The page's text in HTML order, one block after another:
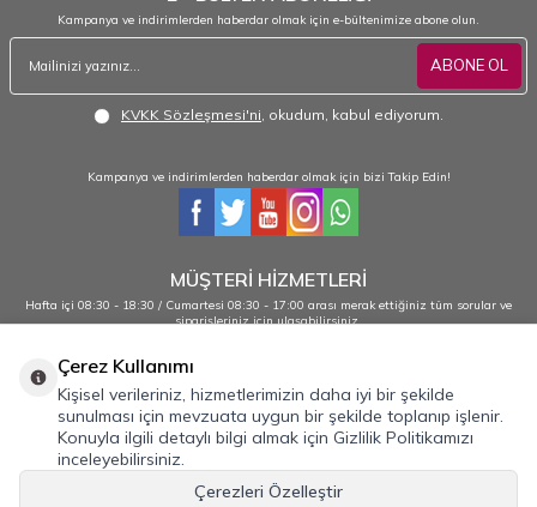
Kampanya ve indirimlerden haberdar olmak için e-bültenimize abone olun.
ABONE OL
KVKK Sözleşmesi'ni , okudum, kabul ediyorum.
Kampanya ve indirimlerden haberdar olmak için bizi Takip Edin!
MÜŞTERİ HİZMETLERİ
Hafta içi 08:30 - 18:30 / Cumartesi 08:30 - 17:00 arası merak ettiğiniz tüm sorular ve
siparişleriniz için ulaşabilirsiniz.
0232 484 38 44 - 0533 330 88 95
Önemli Bilgiler
Hızlı Erişim
Çerez Kullanımı
Kişisel verileriniz, hizmetlerimizin daha iyi bir şekilde
sunulması için mevzuata uygun bir şekilde toplanıp işlenir.
Konuyla ilgili detaylı bilgi almak için Gizlilik Politikamızı
inceleyebilirsiniz.
Çerezleri Özelleştir